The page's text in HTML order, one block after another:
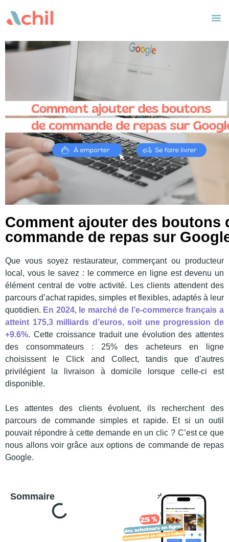
Comment ajouter des boutons
commande de repas sur
Que vous soyez restaurateur, commerçant ou producteur
local, vous le savez : le commerce en ligne est devenu un
élément central de votre activité. Les clients attendent des
parcours d’achat rapides, simples et flexibles, adaptés à leur
quotidien. En 2024, le marché de l’e-commerce français a
atteint 175,3 milliards d’euros, soit une progression de
+9.6%. Cette croissance traduit une évolution des attentes
des consommateurs : 25% des acheteurs en ligne
choisissent le Click and Collect, tandis que d’autres
privilégient la livraison à domicile lorsque celle-ci est
disponible.
Les attentes des clients évoluent, ils recherchent des
parcours de commande simples et rapide. Et si un outil
pouvait répondre à cette demande en un clic ? C’est ce que
nous allons voir grâce aux options de commande de repas
Google.
Sommaire